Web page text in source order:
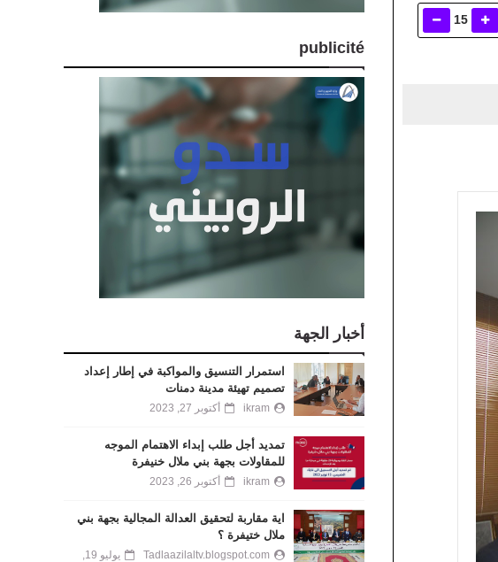
15
publicité
أخبار الجهة
استمرار التنسيق والمواكبة في إطار إعداد
تصميم تهيئة مدينة دمنات
ikram أكتوبر 27, 2023
تمديد أجل طلب إبداء الاهتمام الموجه
للمقاولات بجهة بني ملال خنيفرة
ikram أكتوبر 26, 2023
اية مقاربة لتحقيق العدالة المجالية بجهة بني
ملال ختيفرة ؟
Tadlaazilaltv.blogspot.com
يوليو 19,